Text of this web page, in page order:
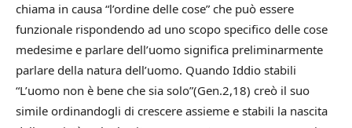
chiama in causa “l’ordine delle cose” che può essere
funzionale rispondendo ad uno scopo specifico delle cose
medesime e parlare dell’uomo significa preliminarmente
parlare della natura dell’uomo. Quando Iddio stabili
“L’uomo non è bene che sia solo”(Gen.2,18) creò il suo
simile ordinandogli di crescere assieme e stabili la nascita